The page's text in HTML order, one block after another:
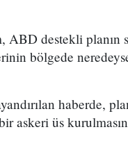
ABD destekli planın
bölgede
haberde,
askeri üs